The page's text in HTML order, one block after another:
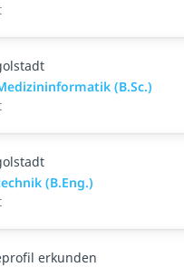
(B.Sc.)
(B.Eng.)
erkunden